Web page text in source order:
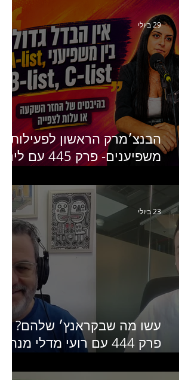
ומנהלת לשעבר של קהילת
היוצרים של טיקטוק
הבנצ׳מרק הראשון לפעילות
משפיענים- פרק 445 עם לינוי
Humanz ישראל
29 ביולי
עשו מה שבקראנץ׳ שלהם?
פרק 444 עם רועי מדלי מנהל
23 ביולי